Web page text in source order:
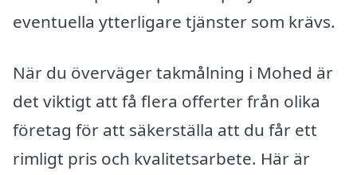
eventuella ytterligare tjänster som krävs.
När du överväger takmålning i Mohed är
det viktigt att få flera offerter från olika
företag för att säkerställa att du får ett
rimligt pris och kvalitetsarbete. Här är